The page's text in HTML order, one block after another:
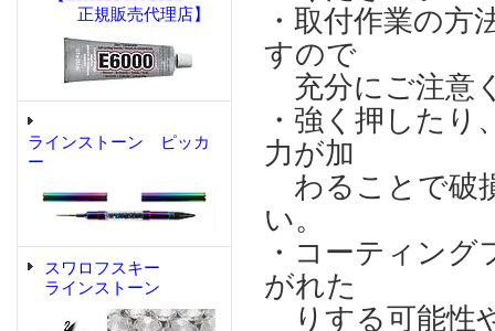
正規販売代理店】
ラインストーン ピッカ
ー
スワロフスキー
ラインストーン
・取付作業の
すので
充分にご注意
・強く押した
力が加
わることで破
い。
・コーティン
がれた
りする可能性